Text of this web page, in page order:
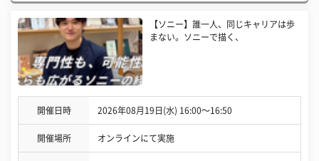
【ソニー】誰一人、同じキャリアは歩
まない。ソニーで描く、
開催日時 2026年08月19日(水) 16:00〜16:50
開催場所 オンラインにて実施